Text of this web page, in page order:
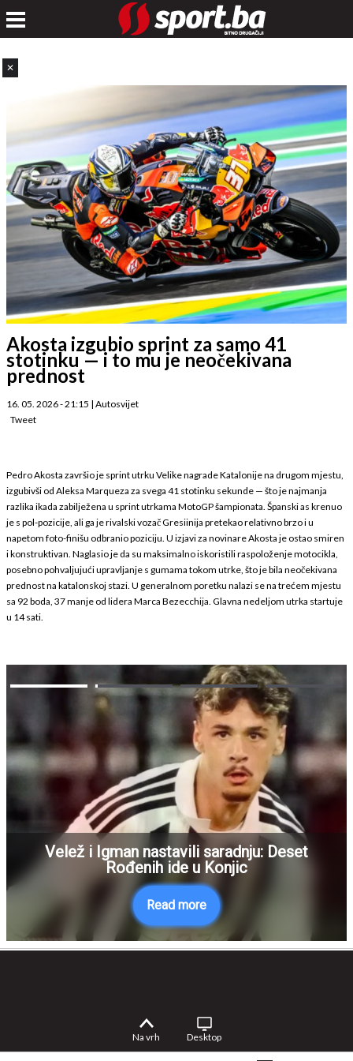
✕
Akosta izgubio sprint za samo 41
stotinku — i to mu je neočekivana
prednost
16. 05. 2026 - 21:15 | Autosvijet
Tweet
Pedro Akosta završio je sprint utrku Velike nagrade Katalonije na drugom mjestu,
izgubivši od Aleksa Marqueza za svega 41 stotinku sekunde — što je najmanja
razlika ikada zabilježena u sprint utrkama MotoGP šampionata. Španski as krenuo
je s pol-pozicije, ali ga je rivalski vozač Gresiinija pretekao relativno brzo i u
napetom foto-finišu odbranio poziciju. U izjavi za novinare Akosta je ostao smiren
i konstruktivan. Naglasio je da su maksimalno iskoristili raspoloženje motocikla,
posebno pohvaljujući upravljanje s gumama tokom utrke, što je bila neočekivana
prednost na katalonskoj stazi. U generalnom poretku nalazi se na trećem mjestu
sa 92 boda, 37 manje od lidera Marca Bezecchija. Glavna nedeljom utrka startuje
u 14 sati.
Velež i Igman nastavili saradnju: Deset
Rođenih ide u Konjic
Read more
Na vrh Desktop